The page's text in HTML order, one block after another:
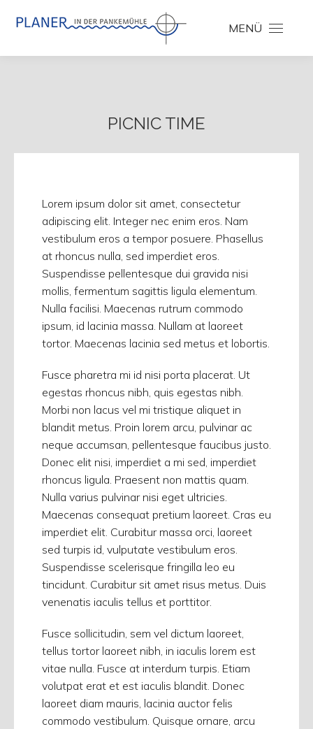
MENÜ
PICNIC TIME
Lorem ipsum dolor sit amet, consectetur
adipiscing elit. Integer nec enim eros. Nam
vestibulum eros a tempor posuere. Phasellus
at rhoncus nulla, sed imperdiet eros.
Suspendisse pellentesque dui gravida nisi
mollis, fermentum sagittis ligula elementum.
Nulla facilisi. Maecenas rutrum commodo
ipsum, id lacinia massa. Nullam at laoreet
tortor. Maecenas lacinia sed metus et lobortis.
Fusce pharetra mi id nisi porta placerat. Ut
egestas rhoncus nibh, quis egestas nibh.
Morbi non lacus vel mi tristique aliquet in
blandit metus. Proin lorem arcu, pulvinar ac
neque accumsan, pellentesque faucibus justo.
Donec elit nisi, imperdiet a mi sed, imperdiet
rhoncus ligula. Praesent non mattis quam.
Nulla varius pulvinar nisi eget ultricies.
Maecenas consequat pretium laoreet. Cras eu
imperdiet elit. Curabitur massa orci, laoreet
sed turpis id, vulputate vestibulum eros.
Suspendisse scelerisque fringilla leo eu
tincidunt. Curabitur sit amet risus metus. Duis
venenatis iaculis tellus et porttitor.
Fusce sollicitudin, sem vel dictum laoreet,
tellus tortor laoreet nibh, in iaculis lorem est
vitae nulla. Fusce at interdum turpis. Etiam
volutpat erat et est iaculis blandit. Donec
laoreet diam mauris, lacinia auctor felis
commodo vestibulum. Quisque ornare, arcu